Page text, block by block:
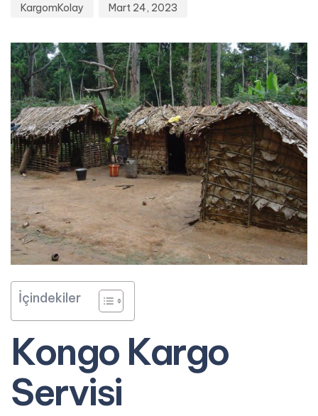
KargomKolay Mart 24, 2023
İçindekiler
Kongo Kargo
Servisi